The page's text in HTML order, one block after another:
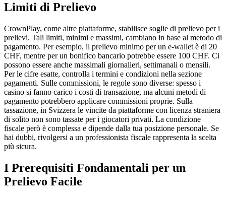
Limiti di Prelievo
CrownPlay, come altre piattaforme, stabilisce soglie di prelievo per i
prelievi. Tali limiti, minimi e massimi, cambiano in base al metodo di
pagamento. Per esempio, il prelievo minimo per un e-wallet è di 20
CHF, mentre per un bonifico bancario potrebbe essere 100 CHF. Ci
possono essere anche massimali giornalieri, settimanali o mensili.
Per le cifre esatte, controlla i termini e condizioni nella sezione
pagamenti. Sulle commissioni, le regole sono diverse: spesso i
casino si fanno carico i costi di transazione, ma alcuni metodi di
pagamento potrebbero applicare commissioni proprie. Sulla
tassazione, in Svizzera le vincite da piattaforme con licenza straniera
di solito non sono tassate per i giocatori privati. La condizione
fiscale però è complessa e dipende dalla tua posizione personale. Se
hai dubbi, rivolgersi a un professionista fiscale rappresenta la scelta
più sicura.
I Prerequisiti Fondamentali per un
Prelievo Facile